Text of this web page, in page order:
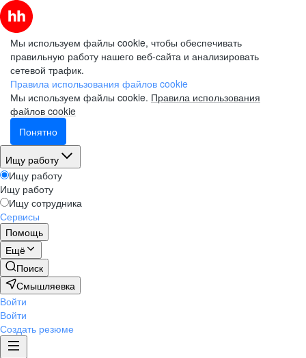
Мы используем файлы cookie, чтобы обеспечивать
правильную работу нашего веб-сайта и анализировать
сетевой трафик.
Правила использования файлов cookie
Мы используем файлы cookie. Правила использования
файлов cookie
Понятно
Ищу работу
Ищу работу
Ищу работу
Ищу сотрудника
Сервисы
Помощь
Ещё
Поиск
Смышляевка
Войти
Войти
Создать резюме